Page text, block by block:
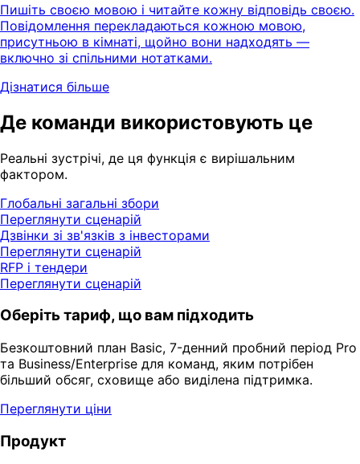
Пишіть своєю мовою і читайте кожну відповідь своєю.
Повідомлення перекладаються кожною мовою,
присутньою в кімнаті, щойно вони надходять —
включно зі спільними нотатками.
Дізнатися більше
Де команди використовують це
Реальні зустрічі, де ця функція є вирішальним
фактором.
Глобальні загальні збори
Переглянути сценарій
Дзвінки зі зв'язків з інвесторами
Переглянути сценарій
RFP і тендери
Переглянути сценарій
Оберіть тариф, що вам підходить
Безкоштовний план Basic, 7-денний пробний період Pro
та Business/Enterprise для команд, яким потрібен
більший обсяг, сховище або виділена підтримка.
Переглянути ціни
Продукт